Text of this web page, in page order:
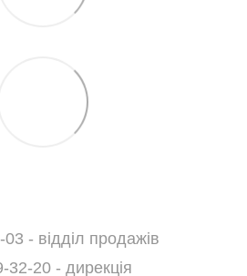
- відділ продажів
32-20 - дирекція